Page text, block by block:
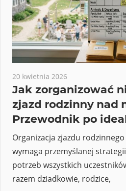
20 kwietnia 2026
Jak zorganizować
zjazd rodzinny nad
Przewodnik po
Organizacja zjazdu
wymaga przemyślanej
potrzeb wszystkich
razem dziadkowie, rodzice,